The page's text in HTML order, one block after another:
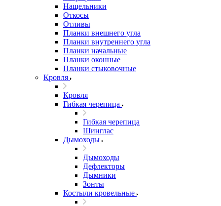
Нащельники
Откосы
Отливы
Планки внешнего угла
Планки внутреннего угла
Планки начальные
Планки оконные
Планки стыковочные
Кровля
Кровля
Гибкая черепица
Гибкая черепица
Шинглас
Дымоходы
Дымоходы
Дефлекторы
Дымники
Зонты
Костыли кровельные